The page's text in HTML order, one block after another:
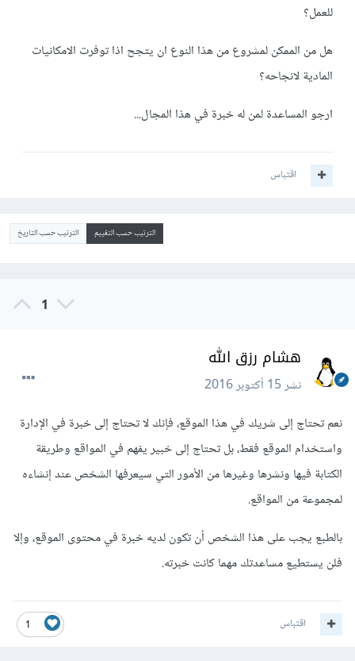
للعمل؟
هل من الممكن لمشروع من هذا النوع ان يتجح اذا توفرت الامكانيات
المادية لانجاحه؟
ارجو المساعدة لمن له خبرة في هذا المجال...
اقتباس
الترتيب حسب التقييم الترتيب حسب التاريخ
1
هشام رزق الله
نشر15 أكتوبر 2016
نعم تحتاج إلى شريك في هذا الموقع، فإنك لا تحتاج إلى خبرة في الإدارة
واستخدام الموقع فقط، بل تحتاج إلى خبير يفهم في المواقع وطريقة
الكتابة فيها ونشرها وغيرها من الأمور التي سيعرفها الشخص عند إنشاءه
لمجموعة من المواقع.
بالطبع يجب على هذا الشخص أن تكون لديه خبرة في محتوى الموقع، وإلا
فلن يستطيع مساعدتك مهما كانت خبرته.
1 اقتباس